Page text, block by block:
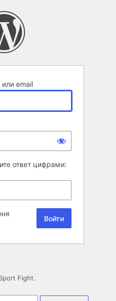
email
ответ цифрами:
Fight.